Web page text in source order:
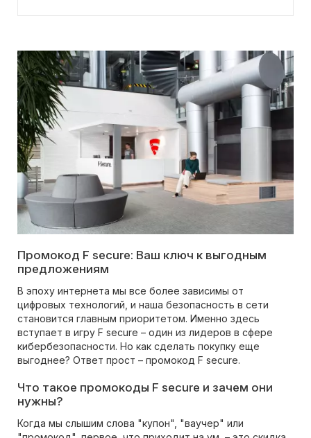
Промокод F secure: Ваш ключ к выгодным
предложениям
В эпоху интернета мы все более зависимы от
цифровых технологий, и наша безопасность в сети
становится главным приоритетом. Именно здесь
вступает в игру F secure – один из лидеров в сфере
кибербезопасности. Но как сделать покупку еще
выгоднее? Ответ прост – промокод F secure.
Что такое промокоды F secure и зачем они
нужны?
Когда мы слышим слова "купон", "ваучер" или